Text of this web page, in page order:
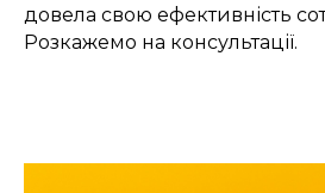
довела свою ефективність
Розкажемо на консультації.